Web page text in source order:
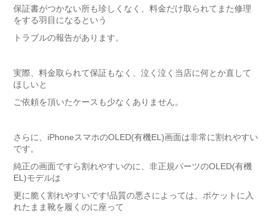
保証書がつかない所も珍しくなく、料金だけ取られてまた修理
をする羽目になるという
トラブルの報告があります。
実際、料金取られて保証もなく、泣く泣く当店に何とか直して
ほしいと
ご依頼を頂いたケースも少なくありません。
さらに、iPhoneスマホのOLED(有機EL)画面は非常に割れやすい
です。
純正の画面ですら割れやすいのに、非正規パーツのOLED(有機
EL)モデルは
更に脆く割れやすいです!品質の悪さによっては、ポケットに入
れたまま靴を履くのに座って